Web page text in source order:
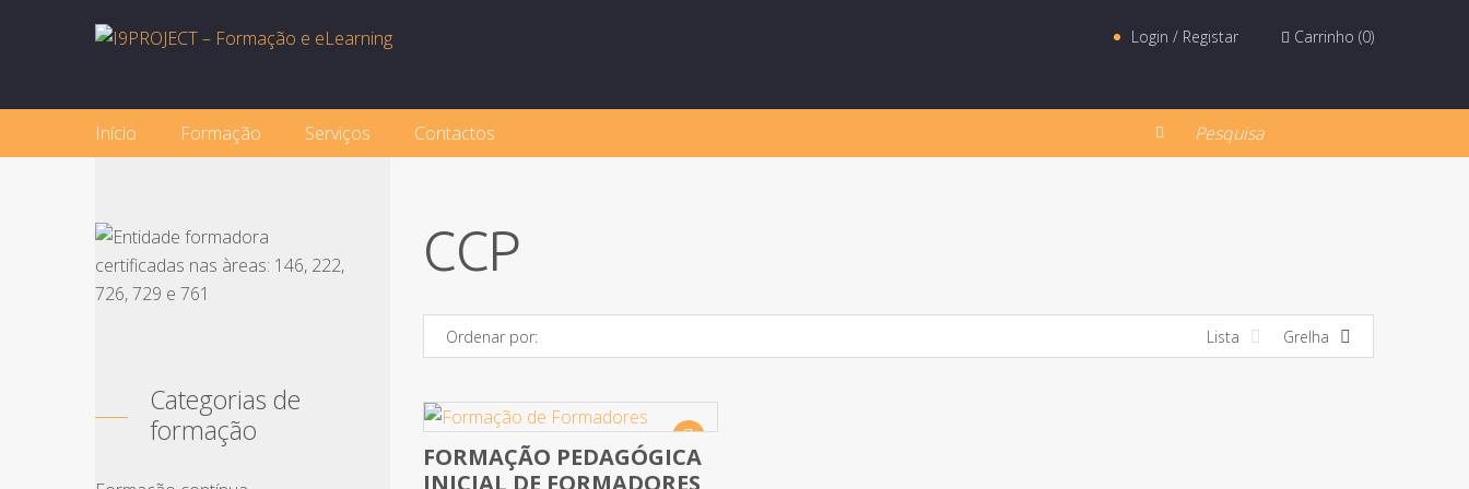
Login / Registar Carrinho (0)
Início Formação Serviços Contactos
CCP
Ordenar por: Grelha
Lista
Destaque
No Review Yet
FORMAÇÃO PEDAGÓGICA
INICIAL DE FORMADORES
Categorias de
formação